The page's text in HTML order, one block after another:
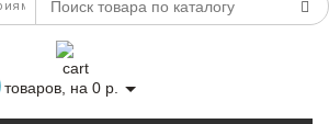
товаров, на 0 р.